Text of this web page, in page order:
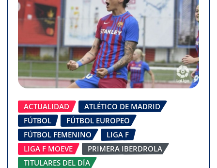
ACTUALIDAD
ATLÉTICO DE MADRID
FÚTBOL
FÚTBOL EUROPEO
FÚTBOL FEMENINO
LIGA F
LIGA F MOEVE
PRIMERA IBERDROLA
TITULARES DEL DÍA